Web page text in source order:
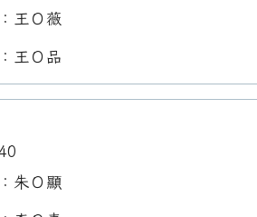
王Ｏ薇
王Ｏ品
朱Ｏ顯